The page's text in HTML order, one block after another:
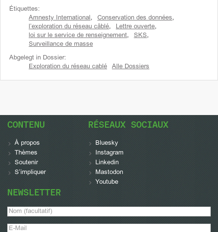
Étiquettes:
Amnesty International , Conservation des données,
l’exploration du réseau câblé, Lettre ouverte,
loi sur le service de renseignement, SKS,
Surveillance de masse
Abgelegt in Dossier:
Exploration du réseau cablé
Alle Dossiers
CONTENU
À propos
Thèmes
Soutenir
S’impliquer
RÉSEAUX SOCIAUX
Bluesky
Instagram
Linkedin
Mastodon
Youtube
NEWSLETTER